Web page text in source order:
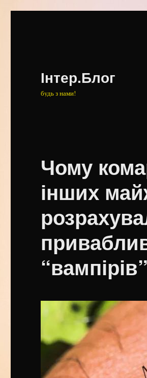
Інтер.Блог
будь з нами!
Чому
інших
“вампірів”